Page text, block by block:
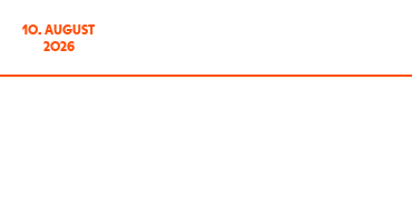
10. AUGUST
2026